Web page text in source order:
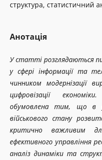
структура, статистичний
Анотація
У статті розглядаються
у сфері інформації та
чинником модернізації
цифровізації
обумовлена тим, що в
військового стану
критично важливим
ефективного управління
аналіз динаміки та